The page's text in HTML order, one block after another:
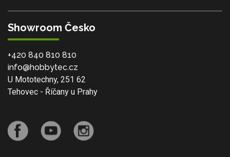
Showroom Česko
+420 840 810 810
info@hobbytec.cz
U Mototechny, 251 62
Tehovec - Říčany u Prahy